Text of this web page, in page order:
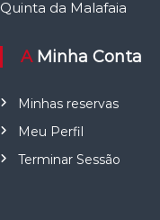
Quinta da Malafaia
A Minha Conta
Minhas reservas
Meu Perfil
Terminar Sessão